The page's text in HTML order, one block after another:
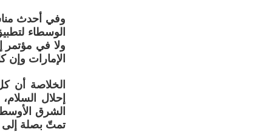
وفي أحدث
الوسطاء
ولا في مؤتمر
الإمارات وإن
الخلاصة أن
إحلال
الشرق
تمتّ بصلة إلى